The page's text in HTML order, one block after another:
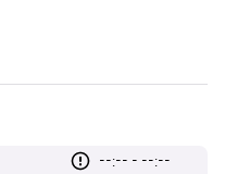
--:-- - --:--